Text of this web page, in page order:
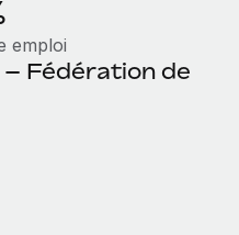
emploi
Fédération de